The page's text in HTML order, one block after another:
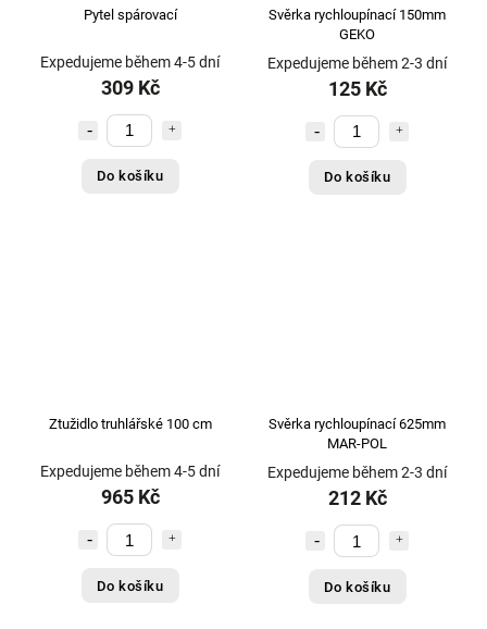
Pytel spárovací
Expedujeme během 4-5 dní
309 Kč
Do košíku
Svěrka rychloupínací 150mm
GEKO
Expedujeme během 2-3 dní
125 Kč
Do košíku
Ztužidlo truhlářské 100 cm
Expedujeme během 4-5 dní
965 Kč
Do košíku
Svěrka rychloupínací 625mm
MAR-POL
Expedujeme během 2-3 dní
212 Kč
Do košíku